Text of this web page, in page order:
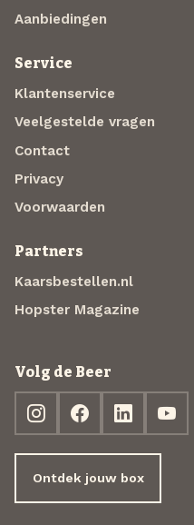
Aanbiedingen
Service
Klantenservice
Veelgestelde vragen
Contact
Privacy
Voorwaarden
Partners
Kaarsbestellen.nl
Hopster Magazine
Volg de Beer
Ontdek jouw box